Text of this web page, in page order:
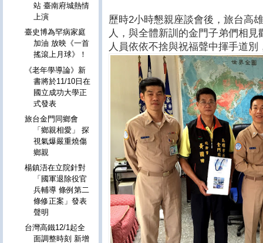
歷時2小時懇親座談會後，旅台高
人，與全體新訓的金門子弟們相
人員依依不捨與祝福聲中揮手道
站 臺南府城熱情
上演
臺史博為罕病家庭
加油 放映《一首
搖滾上月球》！
《老年學導論》新
書將於11/10日在
國立成功大學正
式發表
旅台金門同鄉會
「鄉親相愛」 探
視氣爆嚴重燒傷
鄉親
楊鎮浯在立院針對
「國軍退除役官
兵輔導 條例第二
條修正案」發表
聲明
台灣高鐵12/1起全
面調整時刻 新增